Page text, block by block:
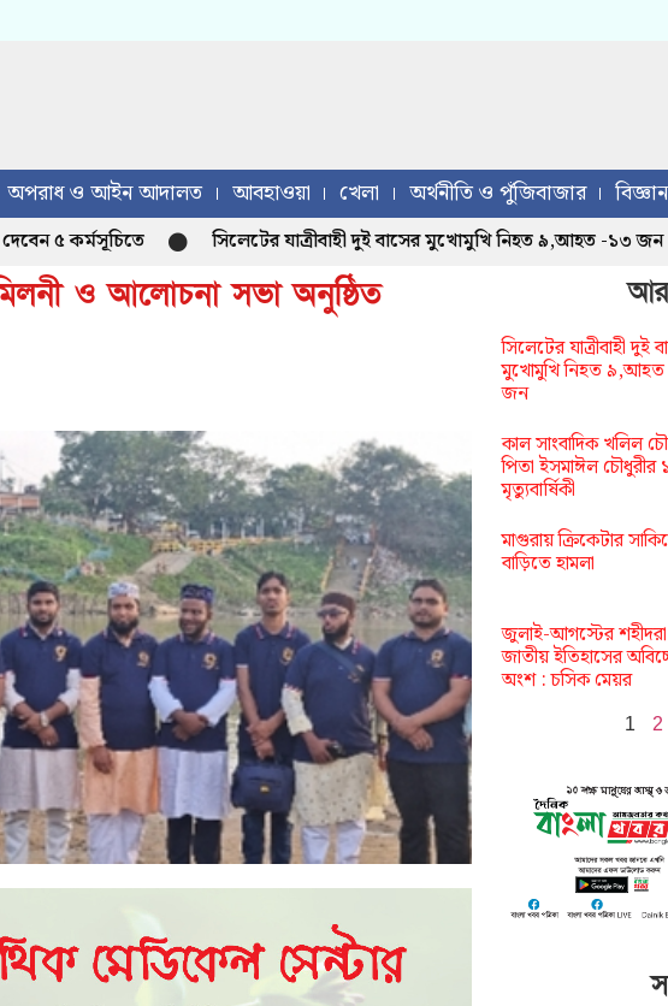
অপরাধ ও আইন আদালত আবহাওয়া খেলা অর্থনীতি ও পুঁজিবাজার
৫ কর্মসূচিতে সিলেটের যাত্রীবাহী দুই বাসের মুখোমুখি নিহত ৯,আহত -১৩ জন
ও আলোচনা সভা অনুষ্ঠিত
সিলেটের যাত্রীবাহী দুই
মুখোমুখি নিহত
জন
কাল সাংবাদিক খলিল
পিতা ইসমাঈল
মৃত্যুবার্ষিকী
মাগুরায় ক্রিকেটার
বাড়িতে হামলা
জুলাই-আগস্টের শহীদরা
জাতীয় ইতিহাসের
অংশ : চসিক মেয়র
1 2